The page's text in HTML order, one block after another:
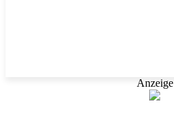
Anzeige